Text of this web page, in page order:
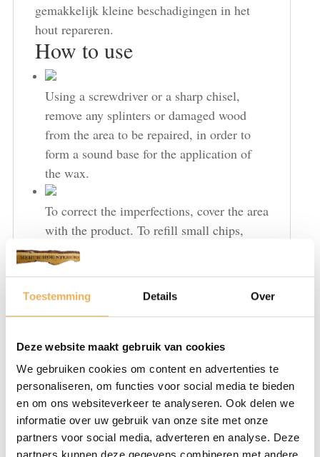
Toestemming Details Over
Deze website maakt gebruik van cookies
We gebruiken cookies om content en advertenties te
personaliseren, om functies voor social media te bieden
en om ons websiteverkeer te analyseren. Ook delen we
informatie over uw gebruik van onze site met onze
partners voor social media, adverteren en analyse. Deze
gemakkelijk kleine beschadigingen in het
hout repareren.
How to use
Using a screwdriver or a sharp chisel,
remove any splinters or damaged wood
from the area to be repaired, in order to
form a sound base for the application of
the wax.
To correct the imperfections, cover the area
with the product. To refill small chips,
press the product directly in the hole, with
the aid of a spatula, bring it out to level
off. In case of particularly grained surfaces
one can reproduce the grained effect by
Once finished the filling stage, reclean the
wood of grease or surplus filler, using steel
wool”000″ or “0000” to get the furniture
polished evenly.